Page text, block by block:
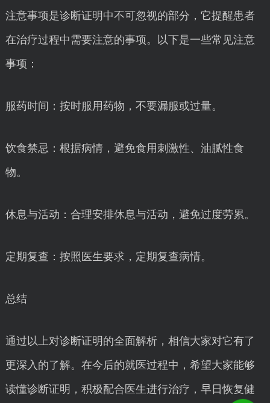
注意事项是诊断证明中不可忽视的部分，它提醒患者
在治疗过程中需要注意的事项。以下是一些常见注意
事项：
服药时间：按时服用药物，不要漏服或过量。
饮食禁忌：根据病情，避免食用刺激性、油腻性食
物。
休息与活动：合理安排休息与活动，避免过度劳累。
定期复查：按照医生要求，定期复查病情。
总结
通过以上对诊断证明的全面解析，相信大家对它有了
更深入的了解。在今后的就医过程中，希望大家能够
读懂诊断证明，积极配合医生进行治疗，早日恢复健